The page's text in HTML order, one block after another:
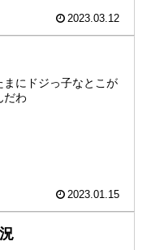
2023.03.12
にドジっ子なとこが
だわ
2023.01.15